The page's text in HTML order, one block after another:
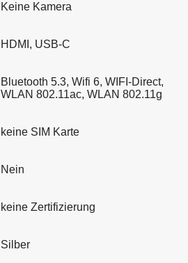
Keine Kamera
HDMI, USB-C
Bluetooth 5.3, Wifi 6, WIFI-Direct,
WLAN 802.11ac, WLAN 802.11g
keine SIM Karte
Nein
keine Zertifizierung
Silber